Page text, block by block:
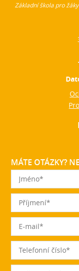
Základní škola pro
MÁTE OTÁZKY?